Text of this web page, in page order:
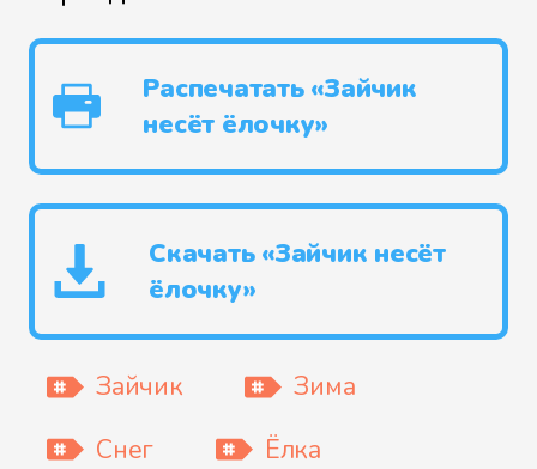
Распечатать «Зайчик
несёт ёлочку»
Скачать «Зайчик несёт
ёлочку»
Зайчик
Зима
Снег
Ёлка